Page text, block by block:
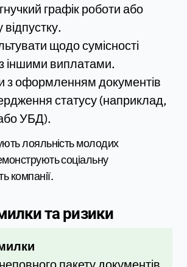
графік роботи або
щодо сумісності
з іншими виплатами.
з оформленням документів
статусу (наприклад,
УБД).
лояльність молодих
соціальну
компанії.
та ризики